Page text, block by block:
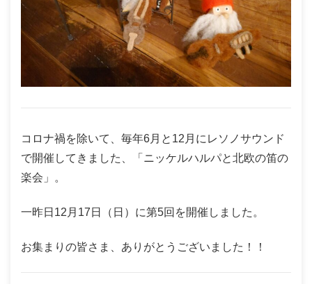
コロナ禍を除いて、毎年6月と12月にレソノサウンド
で開催してきました、「ニッケルハルパと北欧の笛の
楽会」。
一昨日12月17日（日）に第5回を開催しました。
お集まりの皆さま、ありがとうございました！！